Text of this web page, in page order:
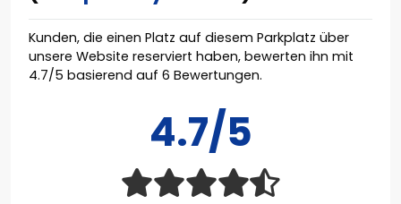
Kunden, die einen Platz auf diesem Parkplatz über
unsere Website reserviert haben, bewerten ihn mit
4.7/5 basierend auf 6 Bewertungen.
4.7/5